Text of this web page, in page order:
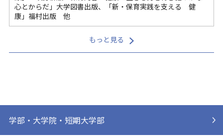
心とからだ」大学図書出版、「新・保育実践を支える 健
康」福村出版 他
もっと見る
学部・大学院・短期大学部